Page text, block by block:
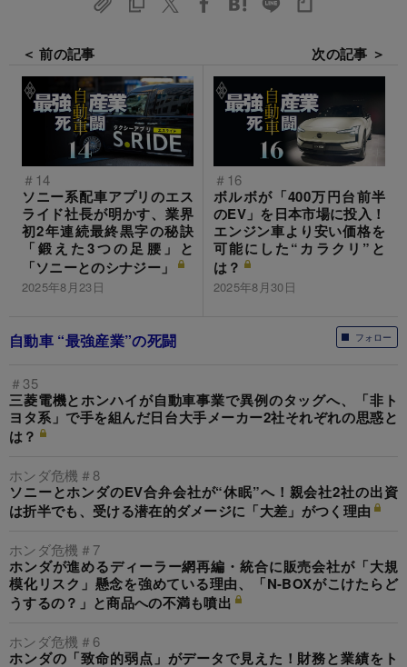
＜ 前の記事
＃14
ソニー系配車アプリのエス
ライド社長が明かす、業界
初2年連続最終黒字の秘訣
「鍛えた3つの足腰」と
「ソニーとのシナジー」
2025年8月23日
次の記事 ＞
＃16
ボルボが「400万円台前半
のEV」を日本市場に投入！
エンジン車より安い価格を
可能にした“カラクリ”と
は？
2025年8月30日
フォロー
自動車 “最強産業”の死闘
＃35
三菱電機とホンハイが自動車事業で異例のタッグへ、「非ト
ヨタ系」で手を組んだ日台大手メーカー2社それぞれの思惑と
は？
ホンダ危機＃8
ソニーとホンダのEV合弁会社が“休眠”へ！親会社2社の出資
は折半でも、受ける潜在的ダメージに「大差」がつく理由
ホンダ危機＃7
ホンダが進めるディーラー網再編・統合に販売会社が「大規
模化リスク」懸念を強めている理由、「N-BOXがこけたらど
うするの？」と商品への不満も噴出
ホンダ危機＃6
ホンダの「致命的弱点」がデータで見えた！財務と業績をト